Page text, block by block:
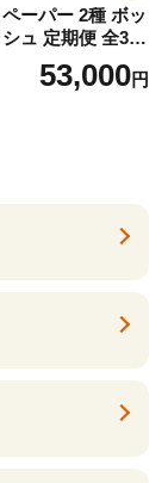
ーパー 2種 ボッ
ュ 定期便 全3
とめ買い 防災
雑貨 消耗品 生活
53,000円